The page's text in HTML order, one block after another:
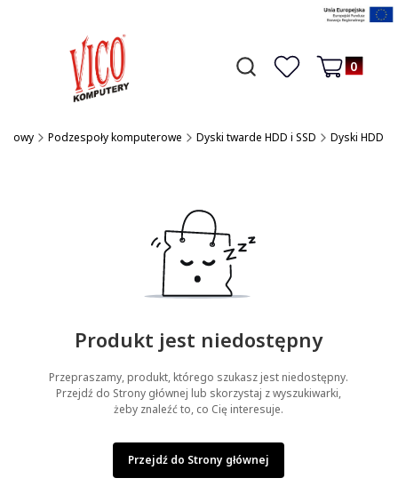
Otwórz wyszukiwarkę
Czego szukasz?Ulubione
Produkty w
Koszyk
Podzespoły komputerowe Dyski twarde HDD i SSD Dyski HDD
Produkt jest niedostępny
Przepraszamy, produkt, którego szukasz jest niedostępny.
Przejdź do Strony głównej lub skorzystaj z wyszukiwarki,
żeby znaleźć to, co Cię interesuje.
Przejdź do Strony głównej